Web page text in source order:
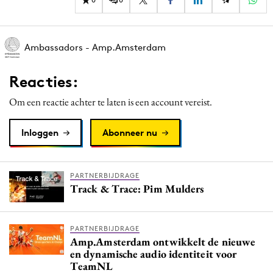
Ambassadors - Amp.Amsterdam
Reacties:
Om een reactie achter te laten is een account vereist.
Inloggen Abonneer nu
PARTNERBIJDRAGE
Track & Trace: Pim Mulders
PARTNERBIJDRAGE
Amp.Amsterdam ontwikkelt de nieuwe
en dynamische audio identiteit voor
TeamNL